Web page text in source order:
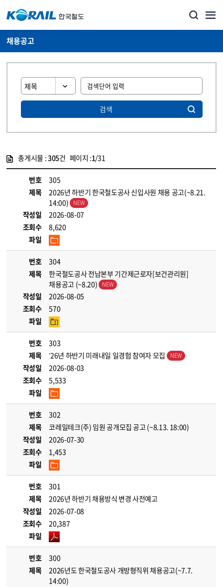
채용공고
검색
총게시물 :305건 페이지 :1/31
번호
305
제목
2026년 하반기 한국철도공사 신입사원 채용 공고(~8.21.
14:00)
작성일
2026-08-07
조회수
8,620
파일
번호
304
제목
한국철도공사 전남본부 기간제근로자[보건관리원]
채용공고 (~8.20)
작성일
2026-08-05
조회수
570
파일
번호
303
제목
’26년 하반기 미래내일 일경험 참여자 모집
작성일
2026-08-03
조회수
5,533
파일
번호
302
제목
코레일테크(주) 임원 공개모집 공고 (~8.13. 18:00)
작성일
2026-07-30
조회수
1,453
파일
번호
301
제목
2026년 하반기 채용방식 변경 사전예고
작성일
2026-07-08
조회수
20,387
파일
번호
300
제목
2026년도 한국철도공사 개방형직위 채용공고(~7.7.
14:00)